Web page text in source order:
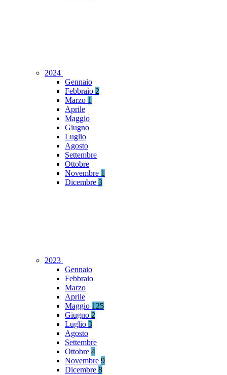
2024
Gennaio
Febbraio 2
Marzo 1
Aprile
Maggio
Giugno
Luglio
Agosto
Settembre
Ottobre
Novembre 1
Dicembre 3
2023
Gennaio
Febbraio
Marzo
Aprile
Maggio 125
Giugno 2
Luglio 3
Agosto
Settembre
Ottobre 4
Novembre 9
Dicembre 8